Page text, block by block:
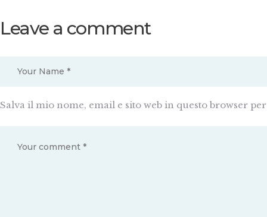
Leave a comment
Salva il mio nome, email e sito web in questo browser